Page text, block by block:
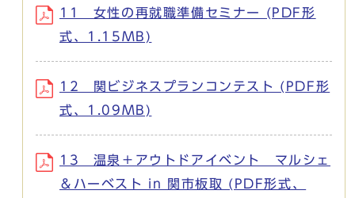
11 女性の再就職準備セミナー (PDF形
式、1.15MB)
12 関ビジネスプランコンテスト (PDF形
式、1.09MB)
13 温泉＋アウトドアイベント マルシェ
＆ハーベスト in 関市板取 (PDF形式、